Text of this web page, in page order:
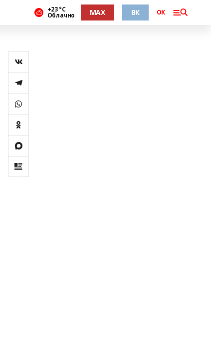
+23 °С
Облачно MAX ВК ОК